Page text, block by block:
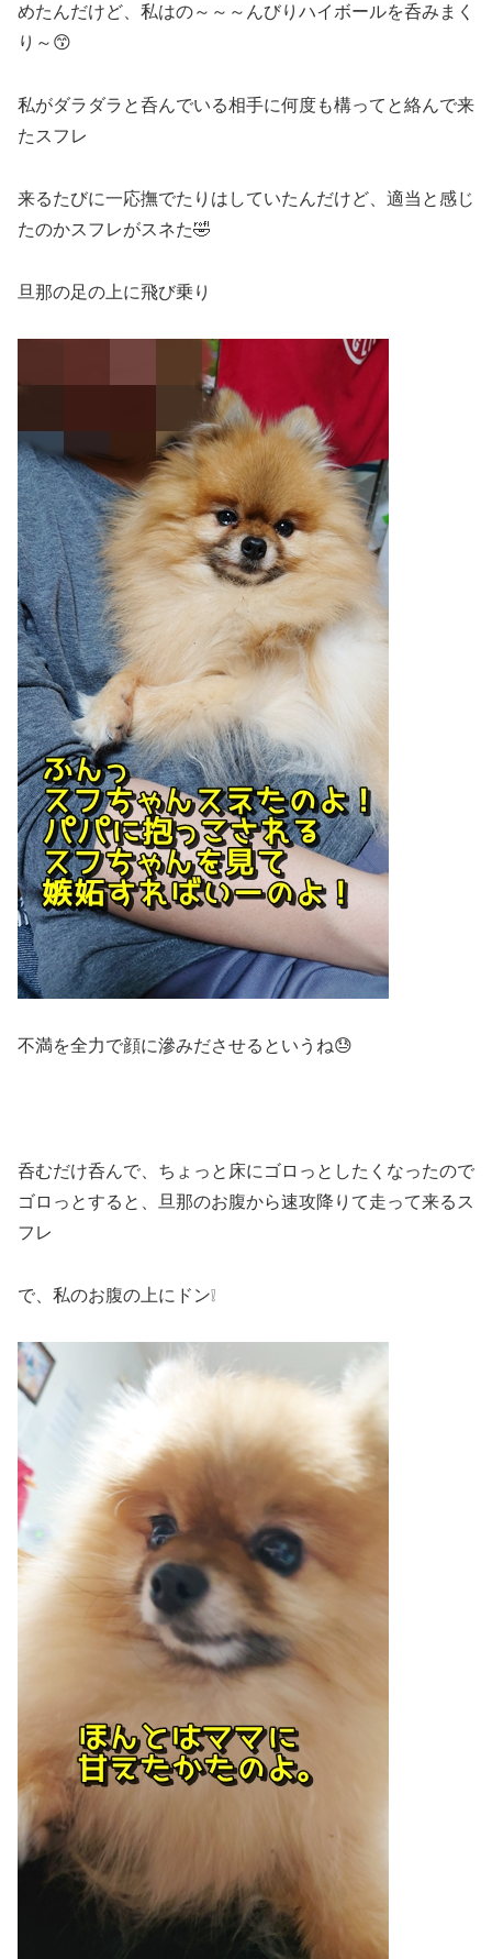
めたんだけど、私はの～～～んびりハイボールを呑みまく
り～😙
私がダラダラと呑んでいる相手に何度も構ってと絡んで来
たスフレ
来るたびに一応撫でたりはしていたんだけど、適当と感じ
たのかスフレがスネた🤣
旦那の足の上に飛び乗り
不満を全力で顔に滲みださせるというね😓
呑むだけ呑んで、ちょっと床にゴロっとしたくなったので
ゴロっとすると、旦那のお腹から速攻降りて走って来るス
フレ
で、私のお腹の上にドン❕